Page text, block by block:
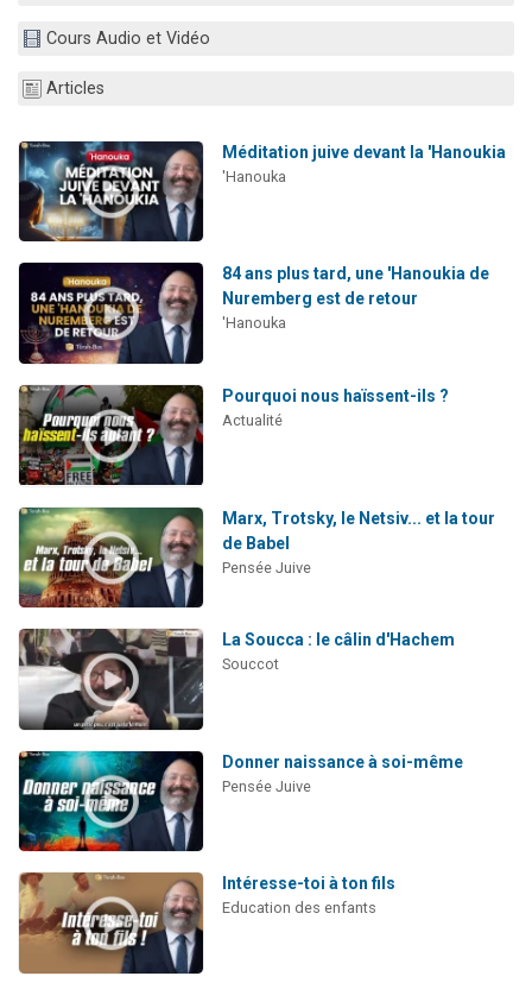
2 personnes viennent de faire un don pour Tsédaka : pauvres d'Israel
Cours Audio et Vidéo
Articles
Méditation juive devant la 'Hanoukia
'Hanouka
84 ans plus tard, une 'Hanoukia de
Nuremberg est de retour
'Hanouka
Pourquoi nous haïssent-ils ?
Actualité
Marx, Trotsky, le Netsiv... et la tour
de Babel
Pensée Juive
La Soucca : le câlin d'Hachem
Souccot
Donner naissance à soi-même
Pensée Juive
Intéresse-toi à ton fils
Education des enfants